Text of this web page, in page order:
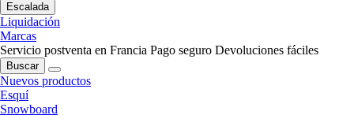
Escalada
Liquidación
Marcas
Servicio postventa en Francia Pago seguro Devoluciones fáciles
Buscar
Nuevos productos
Esquí
Snowboard